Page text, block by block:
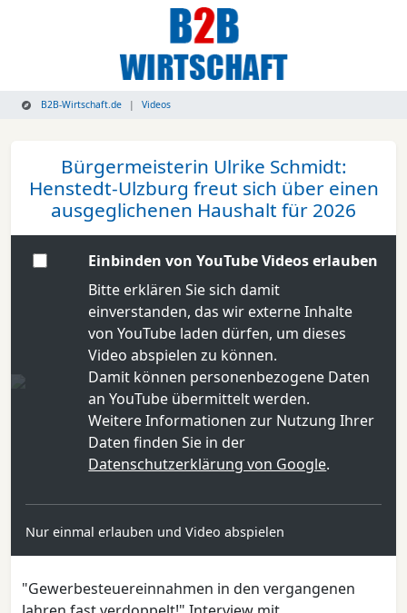
B2B-Wirtschaft.de Videos
Bürgermeisterin Ulrike Schmidt:
Henstedt-Ulzburg freut sich über einen
ausgeglichenen Haushalt für 2026
Einbinden von YouTube Videos erlauben
Bitte erklären Sie sich damit
einverstanden, das wir externe Inhalte
von YouTube laden dürfen, um dieses
Video abspielen zu können.
Damit können personenbezogene Daten
an YouTube übermittelt werden.
Weitere Informationen zur Nutzung Ihrer
Daten finden Sie in der
Datenschutzerklärung von Google.
Nur einmal erlauben und Video abspielen
"Gewerbesteuereinnahmen in den vergangenen